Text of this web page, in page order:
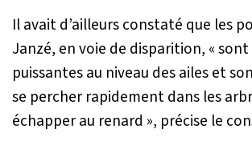
Il avait d’ailleurs constaté que les
Janzé, en voie de disparition, «
puissantes au niveau des ailes et
se percher rapidement dans les
échapper au renard », précise le